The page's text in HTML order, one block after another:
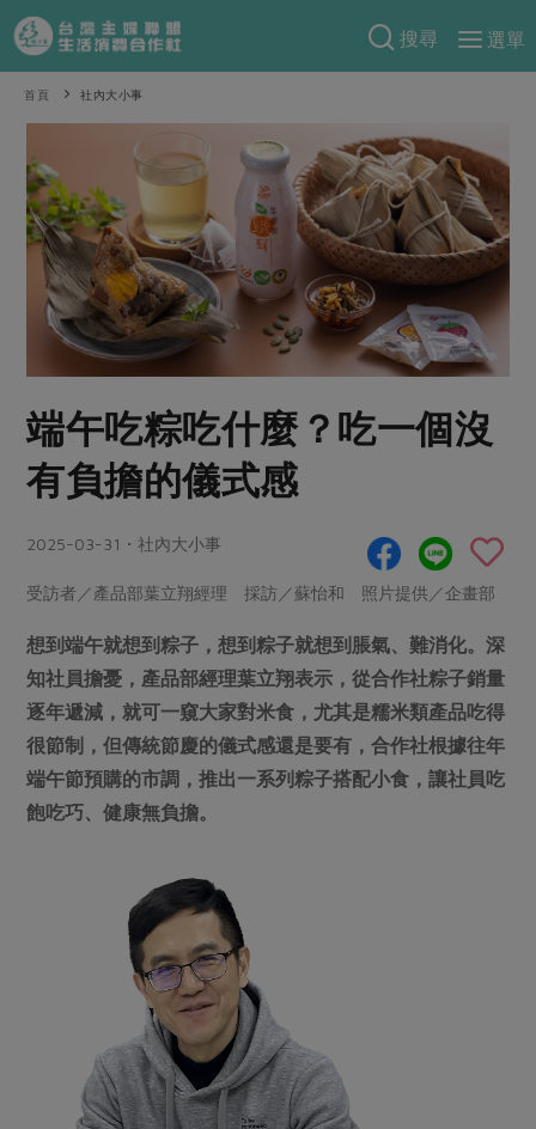
搜尋
選單
產品分類
一籃菜 當令水果
芽苗類 蕈菇類
辛香料類
奶蛋豆・五穀
蛋 乳製品
豆製品 米麵雜糧
肉品・水產
畜產肉類
水畜加工品
調理食材・點心
調味醬料/南北貨 烘焙
休閒零嘴 沖泡飲品
保健食品
最新產品
食材
米食
麵食
肉食
海鮮
常備菜
蔬食
蛋料理
料理方式
烘焙．點心
醬料
湯品．鍋物
漬物
涼拌沙拉
養身食補
節慶大餐
特別企畫
預購活動
把最好的台灣味帶回家！
防災用品預購圓滿結束
更多預購活動
合作25-精選產品第四彈
合作25-精選產品第三彈
更多當季產品
議題活動
主婦聯盟X樂齡網特約優惠案
2024農業發展計畫年度報告
把最好的台灣味帶回家！
綠主張
觀點文章
主婦食堂 一籃菜真心話
社內大小事 合作聯合國
產品故事 生活提案
樂齡生活 親子食育
廚房瑜伽
減硝酸鹽 惜食
非基改運動 支持本土農糧
廢核運動 能源議題
減添加物 減塑減廢
生活者e週報
綠主張月刊
典藏閱覽室
關於合作社
關於我們
合作社組織
產品檢驗
自主把關
檢驗報告
硝酸鹽檢驗
社員權益
媒體報導
下載專區
首頁 社內大小事
端午吃粽吃什麼？吃一個沒
有負擔的儀式感
2025-03-31・社內大小事
受訪者／產品部葉立翔經理 採訪／蘇怡和 照片提供／企畫部
想到端午就想到粽子，想到粽子就想到脹氣、難消化。深
知社員擔憂，產品部經理葉立翔表示，從合作社粽子銷量
逐年遞減，就可一窺大家對米食，尤其是糯米類產品吃得
很節制，但傳統節慶的儀式感還是要有，合作社根據往年
端午節預購的市調，推出一系列粽子搭配小食，讓社員吃
飽吃巧、健康無負擔。